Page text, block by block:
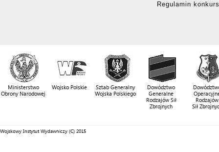
Regulamin
Ministerstwo
Obrony Narodowej
Wojsko Polskie
Sztab Generalny
Wojska Polskiego
Dowództwo
Generalne
Rodzajów Sił
Zbrojnych
Rodzajów
Sił
Wojskowy Instytut Wydawniczy (C) 2015